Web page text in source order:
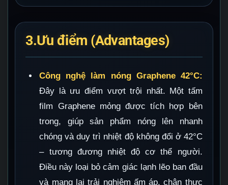
3.Ưu điểm (Advantages)
Công nghệ làm nóng Graphene 42°C:
Đây là ưu điểm vượt trội nhất. Một tấm
film Graphene mỏng được tích hợp bên
trong, giúp sản phẩm nóng lên nhanh
chóng và duy trì nhiệt độ không đổi ở 42°C
– tương đương nhiệt độ cơ thể người.
Điều này loại bỏ cảm giác lạnh lẽo ban đầu
và mang lại trải nghiệm ấm áp, chân thực